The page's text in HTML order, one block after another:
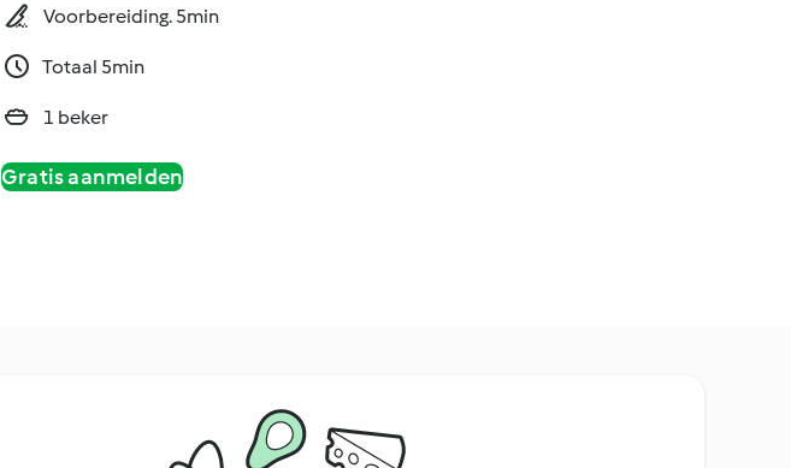
Voorbereiding. 5min
Totaal 5min
1 beker
Gratis aanmelden